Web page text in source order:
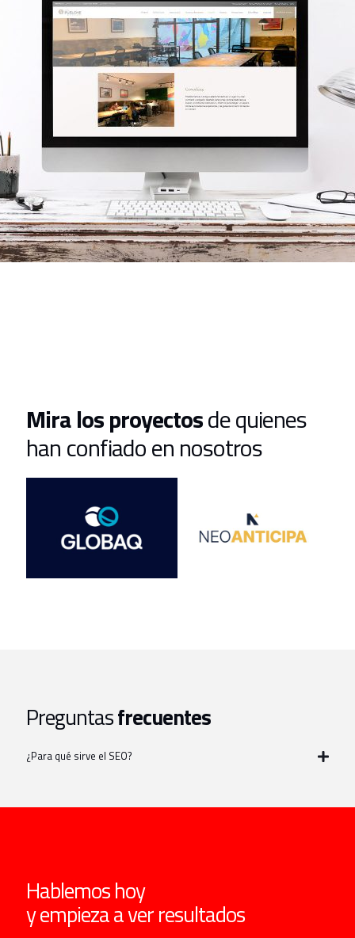
Mira los proyectosde quienes
han confiado en nosotros
Preguntasfrecuentes
¿Para qué sirve el SEO?
Hablemos hoy
y empieza a ver resultados